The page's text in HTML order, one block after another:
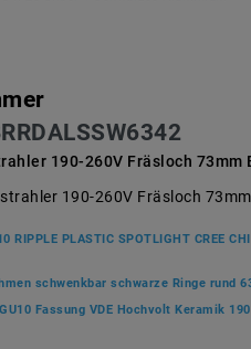
190-260V Fräsloch 73mm
190-260V Fräsloch
RIPPLE PLASTIC SPOTLIGHT CREE
schwenkbar schwarze Ringe rund
Fassung VDE Hochvolt Keramik